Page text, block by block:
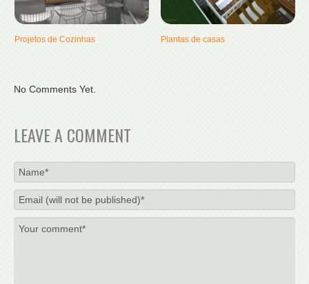
Projetos de Cozinhas Plantas de casas
No Comments Yet.
LEAVE A COMMENT